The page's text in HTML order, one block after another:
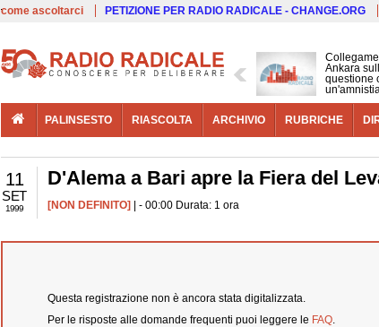
come ascoltarci PETIZIONE PER RADIO RADICALE - CHANGE.ORG
Ankara
questione
PALINSESTO RIASCOLTA ARCHIVIO RUBRICHE
11
SET
1999
D'Alema a Bari apre la Fiera del
[NON DEFINITO] | - 00:00 Durata: 1 ora
Questa registrazione non è ancora stata digitalizzata.
Per le risposte alle domande frequenti puoi leggere le FAQ.